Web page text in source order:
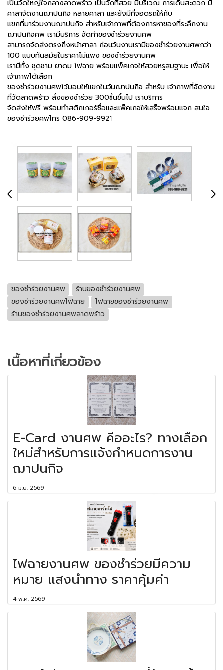
เป็นวัดใหญ่ใจกลางลาดพร้าว เป็นวัดที่สวย มีบริเวณ การเดินสะดวก มี
ศาลาจัดงานฌาปนกิจ หลายศาลา และยังมีที่จอดรถให้กับ
แขกที่มาร่วมงานฌาปนกิจ สำหรับเจ้าภาพที่ต้องการหาของที่ระลึกงาน
ฌาปนกิจศพ เรามีบริการ จัดทำของชำร่วยงานศพ
สามารถจัดส่งตรงถึงหน้าศาลา ก่อนวันงานเรามีของชำร่วยงานศพกว่า
100 แบบทันสมัยในราคาไม่แพง ของชำร่วยงานศพ
เรามีทั้ง ชุดชาม ยาดม ไฟฉาย พร้อมแพ็คเกจให้สวยหรูสมฐานะ เพื่อให้
เจ้าภาพได้เลือก
ของชำร่วยงานศพไว้มอบให้แขกในวันฌาปนกิจ สำหรับ เจ้าภาพที่จัดงาน
ที่วัดลาดพร้าว สั่งของชำร่วย 300ชิ้นขึ้นไป เราบริการ
จัดส่งให้ฟรี พร้อมทำสติกเกอร์ชื่อและแพ็คเกจให้เสร็จพร้อมแจก สนใจ
ของชำร่วยศพโทร 086-909-9921
ของชำร่วยงานศพ
ร้านของชำร่วยงานศพ
ของชำร่วยงานศพไฟฉาย
ไฟฉายของชำร่วยงานศพ
ร้านของชำร่วยงานศพลาดพร้าว
เนื้อหาที่เกี่ยวข้อง
E-Card งานศพ คืออะไร? ทางเลือก
ใหม่สำหรับการแจ้งกำหนดการงาน
ฌาปนกิจ
6 มิ.ย. 2569
ไฟฉายงานศพ ของชำร่วยมีความ
หมาย แสงนำทาง ราคาคุ้มค่า
4 พ.ค. 2569